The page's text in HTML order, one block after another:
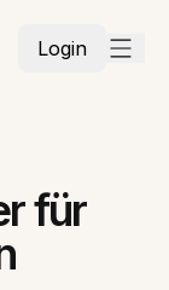
Login
für